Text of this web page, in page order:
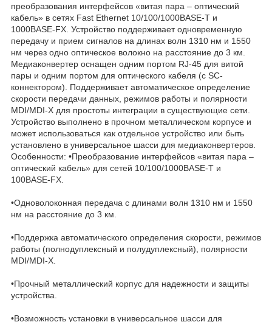
преобразования интерфейсов «витая пара – оптический
кабель» в сетях Fast Ethernet 10/100/1000BASE-T и
1000BASE-FX. Устройство поддерживает одновременную
передачу и прием сигналов на длинах волн 1310 нм и 1550
нм через одно оптическое волокно на расстояние до 3 км.
Медиаконвертер оснащен одним портом RJ-45 для витой
пары и одним портом для оптического кабеля (с SC-
коннектором). Поддерживает автоматическое определение
скорости передачи данных, режимов работы и полярности
MDI/MDI-X для простоты интеграции в существующие сети.
Устройство выполнено в прочном металлическом корпусе и
может использоваться как отдельное устройство или быть
установлено в универсальное шасси для медиаконвертеров.
Особенности: •Преобразование интерфейсов «витая пара –
оптический кабель» для сетей 10/100/1000BASE-T и
100BASE-FX.
•Одноволоконная передача с длинами волн 1310 нм и 1550
нм на расстояние до 3 км.
•Поддержка автоматического определения скорости, режимов
работы (полнодуплексный и полудуплексный), полярности
MDI/MDI-X.
•Прочный металлический корпус для надежности и защиты
устройства.
•Возможность установки в универсальное шасси для